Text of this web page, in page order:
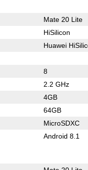
Mate 20 Lite
HiSilicon
Huawei
8
2.2 GHz
4GB
64GB
MicroSDXC
Android 8.1